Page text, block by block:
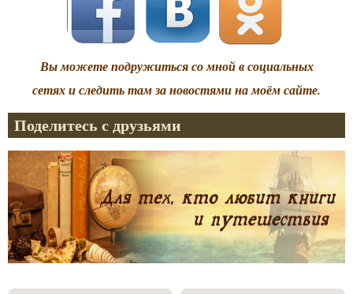
Вы можете подружиться со мной в социальных
сетях и следить там за новостями на моём сайте.
Поделитесь с друзьями